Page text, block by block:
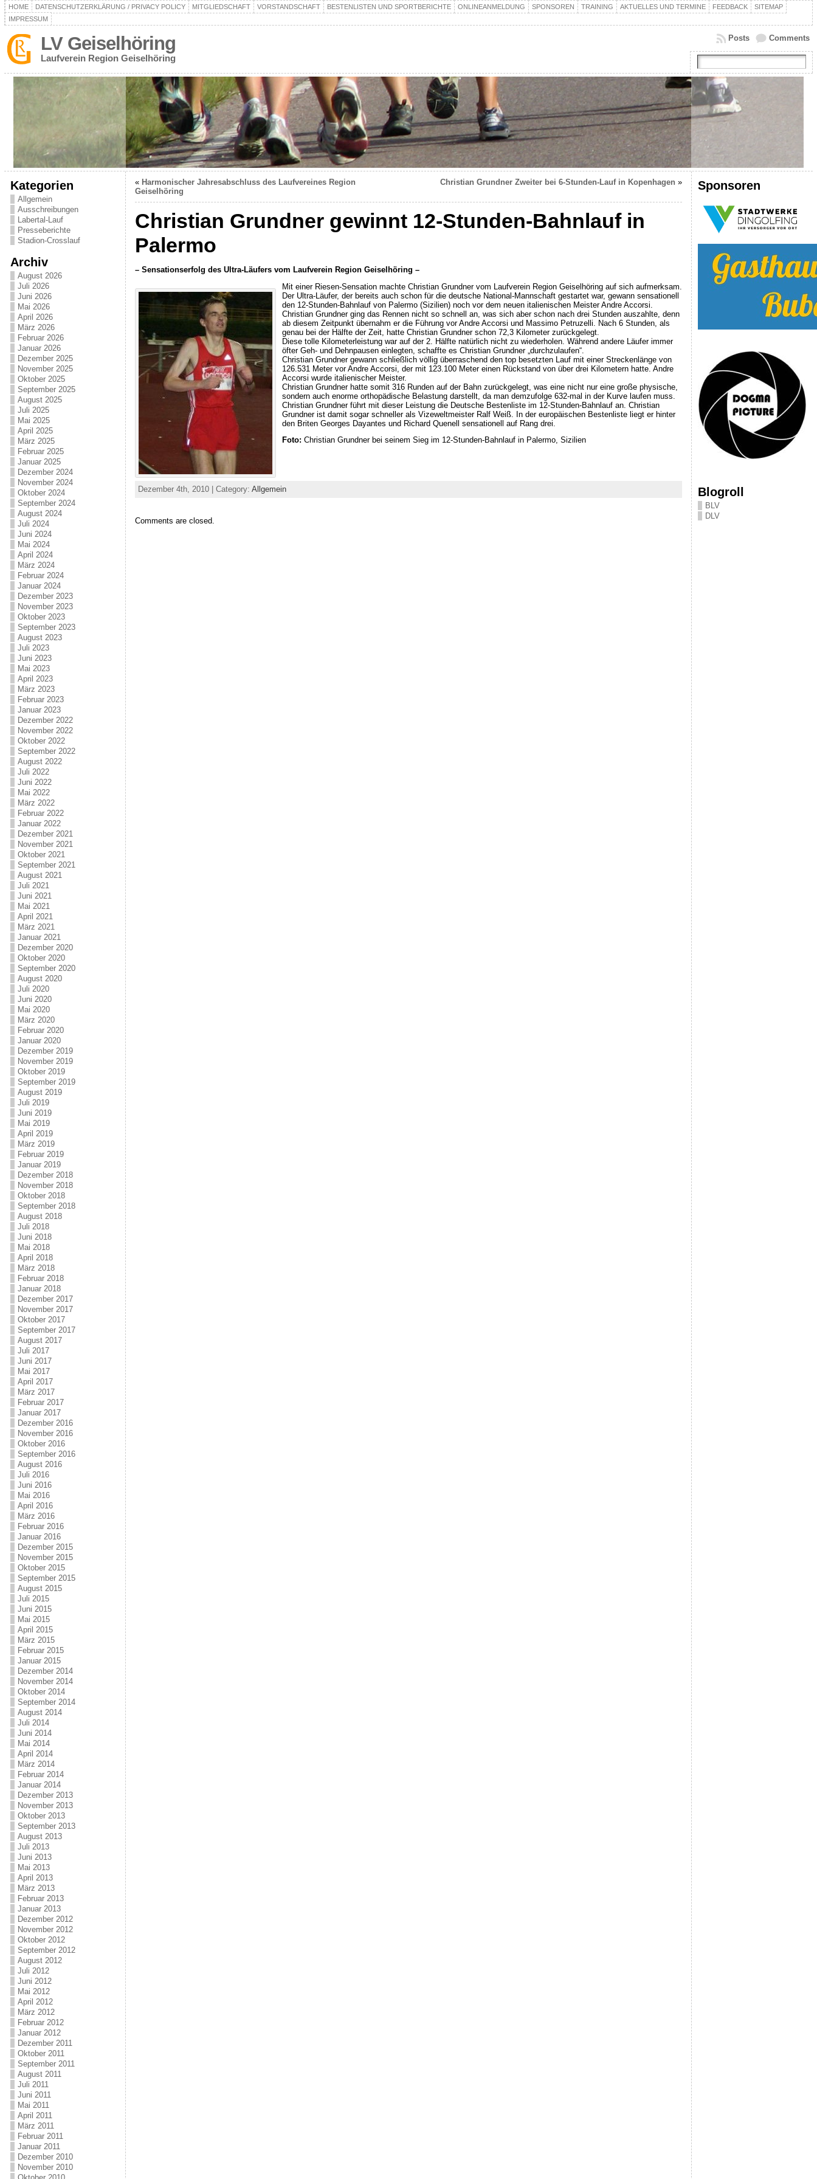
HOME DATENSCHUTZERKLÄRUNG / PRIVACY POLICY MITGLIEDSCHAFT VORSTANDSCHAFT BESTENLISTEN UND SPORTBERICHTE ONLINEANMELDUNG SPONSOREN TRAINING AKTUELLES UND TERMINE FEEDBACK
SITEMAP
IMPRESSUM
LV Geiselhöring
Laufverein Region Geiselhöring
Comments
Posts
Kategorien
Allgemein
Ausschreibungen
Labertal-Lauf
Presseberichte
Stadion-Crosslauf
Archiv
August 2026
Juli 2026
Juni 2026
Mai 2026
April 2026
März 2026
Februar 2026
Januar 2026
Dezember 2025
November 2025
Oktober 2025
September 2025
August 2025
Juli 2025
Mai 2025
April 2025
März 2025
Februar 2025
Januar 2025
Dezember 2024
November 2024
Oktober 2024
September 2024
August 2024
Juli 2024
Juni 2024
Mai 2024
April 2024
März 2024
Februar 2024
Januar 2024
Dezember 2023
November 2023
Oktober 2023
September 2023
August 2023
Juli 2023
Juni 2023
Mai 2023
April 2023
März 2023
Februar 2023
Januar 2023
Dezember 2022
November 2022
Oktober 2022
September 2022
August 2022
Juli 2022
Juni 2022
Mai 2022
März 2022
Februar 2022
Januar 2022
Dezember 2021
November 2021
Oktober 2021
September 2021
August 2021
Juli 2021
Juni 2021
Mai 2021
April 2021
März 2021
Januar 2021
Dezember 2020
Oktober 2020
September 2020
August 2020
Juli 2020
Juni 2020
Mai 2020
März 2020
Februar 2020
Januar 2020
Dezember 2019
November 2019
Oktober 2019
September 2019
August 2019
Juli 2019
Juni 2019
Mai 2019
April 2019
März 2019
Februar 2019
Januar 2019
Dezember 2018
November 2018
Oktober 2018
September 2018
August 2018
Juli 2018
Juni 2018
Mai 2018
April 2018
März 2018
Februar 2018
Januar 2018
Dezember 2017
November 2017
Oktober 2017
September 2017
August 2017
Juli 2017
Juni 2017
Mai 2017
April 2017
März 2017
Februar 2017
Januar 2017
Dezember 2016
November 2016
Oktober 2016
September 2016
August 2016
Juli 2016
Juni 2016
Mai 2016
April 2016
März 2016
Februar 2016
Januar 2016
Dezember 2015
November 2015
Oktober 2015
September 2015
August 2015
Juli 2015
Juni 2015
Mai 2015
April 2015
März 2015
Februar 2015
Januar 2015
Dezember 2014
November 2014
Oktober 2014
September 2014
August 2014
Juli 2014
Juni 2014
Mai 2014
April 2014
März 2014
Februar 2014
Januar 2014
Dezember 2013
November 2013
Oktober 2013
September 2013
August 2013
Juli 2013
Juni 2013
Mai 2013
April 2013
März 2013
Februar 2013
Januar 2013
Dezember 2012
November 2012
Oktober 2012
September 2012
August 2012
Juli 2012
Juni 2012
Mai 2012
April 2012
März 2012
Februar 2012
Januar 2012
Dezember 2011
Oktober 2011
September 2011
August 2011
Juli 2011
Juni 2011
Mai 2011
April 2011
März 2011
Februar 2011
Januar 2011
Dezember 2010
November 2010
« Harmonischer Jahresabschluss des Laufvereines Region
Geiselhöring
Christian Grundner Zweiter bei 6-Stunden-Lauf in Kopenhagen »
Christian Grundner gewinnt 12-Stunden-Bahnlauf in
Palermo
– Sensationserfolg des Ultra-Läufers vom Laufverein Region Geiselhöring –
Mit einer Riesen-Sensation machte Christian Grundner vom Laufverein Region Geiselhöring auf sich aufmerksam.
Der Ultra-Läufer, der bereits auch schon für die deutsche National-Mannschaft gestartet war, gewann sensationell
den 12-Stunden-Bahnlauf von Palermo (Sizilien) noch vor dem neuen italienischen Meister Andre Accorsi.
Christian Grundner ging das Rennen nicht so schnell an, was sich aber schon nach drei Stunden auszahlte, denn
ab diesem Zeitpunkt übernahm er die Führung vor Andre Accorsi und Massimo Petruzelli. Nach 6 Stunden, als
genau bei der Hälfte der Zeit, hatte Christian Grundner schon 72,3 Kilometer zurückgelegt.
Diese tolle Kilometerleistung war auf der 2. Hälfte natürlich nicht zu wiederholen. Während andere Läufer immer
öfter Geh- und Dehnpausen einlegten, schaffte es Christian Grundner „durchzulaufen“.
Christian Grundner gewann schließlich völlig überraschend den top besetzten Lauf mit einer Streckenlänge von
126.531 Meter vor Andre Accorsi, der mit 123.100 Meter einen Rückstand von über drei Kilometern hatte. Andre
Accorsi wurde italienischer Meister.
Christian Grundner hatte somit 316 Runden auf der Bahn zurückgelegt, was eine nicht nur eine große physische,
sondern auch enorme orthopädische Belastung darstellt, da man demzufolge 632-mal in der Kurve laufen muss.
Christian Grundner führt mit dieser Leistung die Deutsche Bestenliste im 12-Stunden-Bahnlauf an. Christian
Grundner ist damit sogar schneller als Vizeweltmeister Ralf Weiß. In der europäischen Bestenliste liegt er hinter
den Briten Georges Dayantes und Richard Quenell sensationell auf Rang drei.
Foto: Christian Grundner bei seinem Sieg im 12-Stunden-Bahnlauf in Palermo, Sizilien
Dezember 4th, 2010 | Category: Allgemein
Comments are closed.
Sponsoren
Blogroll
BLV
DLV